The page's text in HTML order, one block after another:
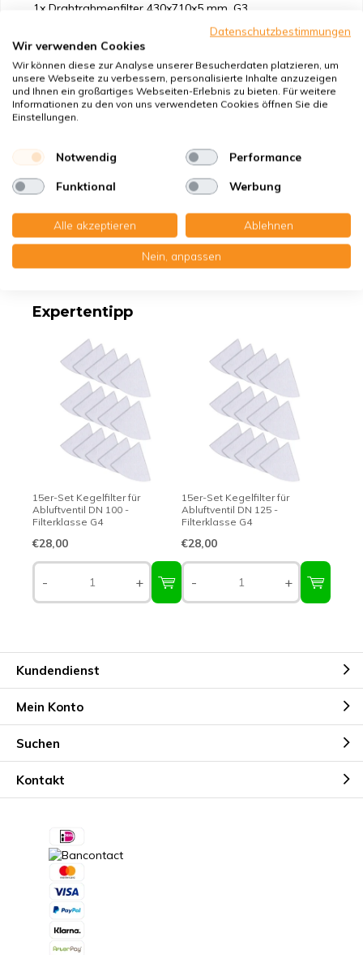
1x Drahtrahmenfilter 430x710x5 mm. G3
Geeignet für
Eigenschaften
Produktbeschreibung
Erstklassige Qualität - Made in Germany
Expertentipp
15er-Set Kegelfilter für
Abluftventil DN 100 -
Filterklasse G4
€28,00
- +
15er-Set Kegelfilter für
Abluftventil DN 125 -
Filterklasse G4
€28,00
- +
Kundendienst
Mein Konto
Suchen
Kontakt
Datenschutzbestimmungen
Wir verwenden Cookies
Wir können diese zur Analyse unserer Besucherdaten platzieren, um
unsere Webseite zu verbessern, personalisierte Inhalte anzuzeigen
und Ihnen ein großartiges Webseiten-Erlebnis zu bieten. Für weitere
Informationen zu den von uns verwendeten Cookies öffnen Sie die
Einstellungen.
Notwendig Performance
Funktional Werbung
Alle akzeptieren Ablehnen
Nein, anpassen